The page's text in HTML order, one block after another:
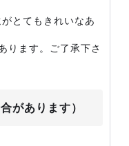
とてもきれいなあ
ります。ご了承下さ
があります）